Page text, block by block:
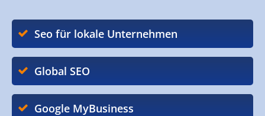
Seo für lokale Unternehmen
Global SEO
Google MyBusiness